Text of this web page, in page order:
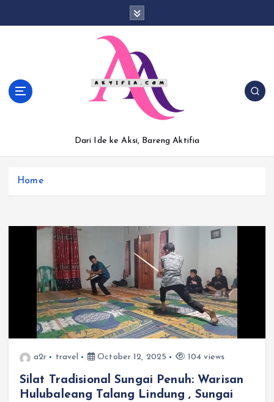
Dari Ide ke Aksi, Bareng Aktifia
Home
a2r travel October 12, 2025 104 views
Silat Tradisional Sungai Penuh: Warisan
Hulubaleang Talang Lindung , Sungai